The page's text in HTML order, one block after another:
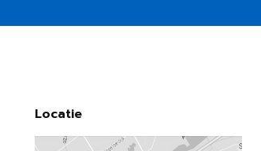
Locatie